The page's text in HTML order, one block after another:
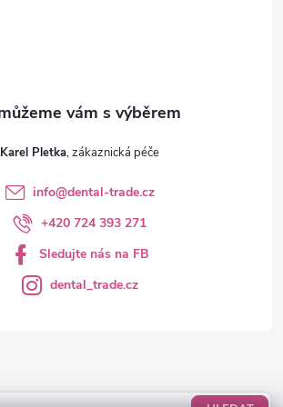
Karel Pletka
info@dental-trade.cz
+420 724 393 271
Sledujte nás na FB
dental_trade.cz